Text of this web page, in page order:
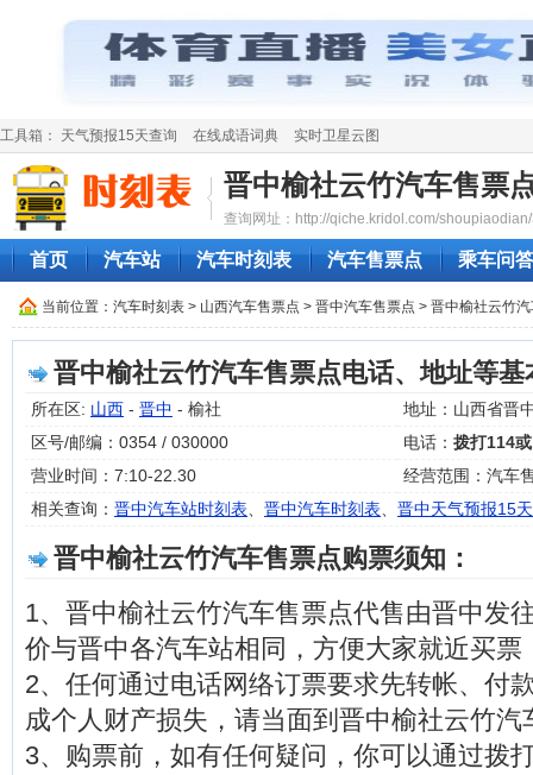
工具箱： 天气预报15天查询 在线成语词典 实时卫星云图
晋中榆社云竹汽车售票
查询网址：http://qiche.kridol.com/
首页 汽车站 汽车时刻表 汽车售票点 乘车问答
当前位置： 汽车时刻表 > 山西汽车售票点 > 晋中汽车售票点 > 晋中榆社云竹
晋中榆社云竹汽车售票点电话、地址等基
所在区: 山西 - 晋中 - 榆社
地址：山西省晋
区号/邮编：0354 / 030000
电话： 拨打114
营业时间：7:10-22.30
经营范围：汽车
相关查询： 晋中汽车站时刻表 晋中汽车时刻表 晋中天气预报15天
晋中榆社云竹汽车售票点购票须知：
1、晋中榆社云竹汽车售票点代售由晋中发
价与晋中各汽车站相同，方便大家就近买票
2、任何通过电话网络订票要求先转帐、付
成个人财产损失，请当面到晋中榆社云竹
3、购票前，如有任何疑问，你可以通过拨